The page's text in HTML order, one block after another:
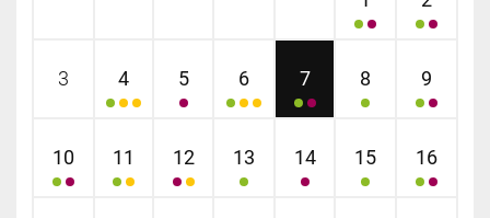
3 4 5 6 7 8 9
10 11 12 13 14 15 16